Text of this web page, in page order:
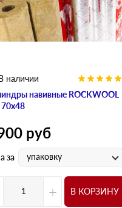
навивные ROCKWOOL
наличии
руб
за упаковку
+ В КОРЗИНУ